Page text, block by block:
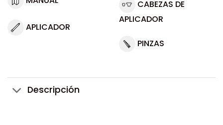
APLICADOR
CABEZAS DE
APLICADOR
PINZAS
Descripción